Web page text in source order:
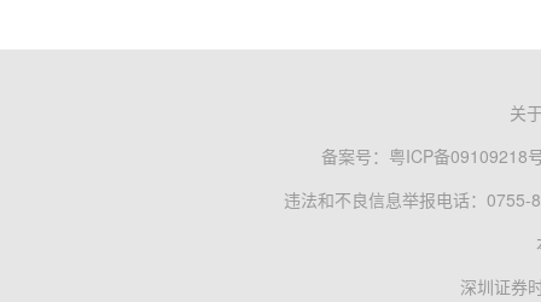
关
备案号： 粤ICP备09109218
违法和不良信息举报电话：0755-
深圳证券